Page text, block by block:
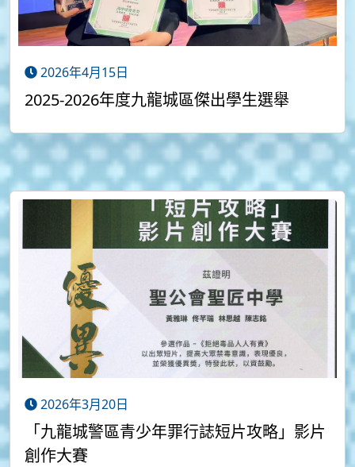
2026年4月15日
2025-2026年度九龍城區傑出學生選舉
2026年3月20日
「九龍城警區青少年罪行誌短片攻略」影片
創作大賽